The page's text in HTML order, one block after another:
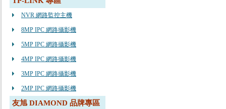
NVR 網路監控主機
8MP IPC 網路攝影機
5MP IPC 網路攝影機
4MP IPC 網路攝影機
3MP IPC 網路攝影機
2MP IPC 網路攝影機
友旭 DIAMOND 品牌專區